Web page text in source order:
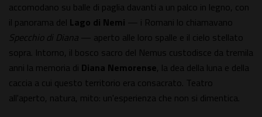
accomodano su balle di paglia davanti a un palco in legno, con
il panorama del Lago di Nemi — i Romani lo chiamavano
Specchio di Diana — aperto alle loro spalle e il cielo stellato
sopra. Intorno, il bosco sacro del Nemus custodisce da tremila
anni la memoria di Diana Nemorense, la dea della luna e della
caccia a cui questo territorio era consacrato. Teatro
all'aperto, natura, mito: un'esperienza che non si dimentica.